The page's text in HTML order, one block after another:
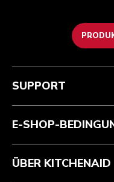
Kundenservice
Garantie und Dokumente
Kontaktieren Sie uns.
Teilnahmebedingungen
Rückgaben und Erstattungen
Impressum
ODR
Die Marke
Händlersuche
SUPPORT
E-SHOP-
ÜBER KITCHENAID